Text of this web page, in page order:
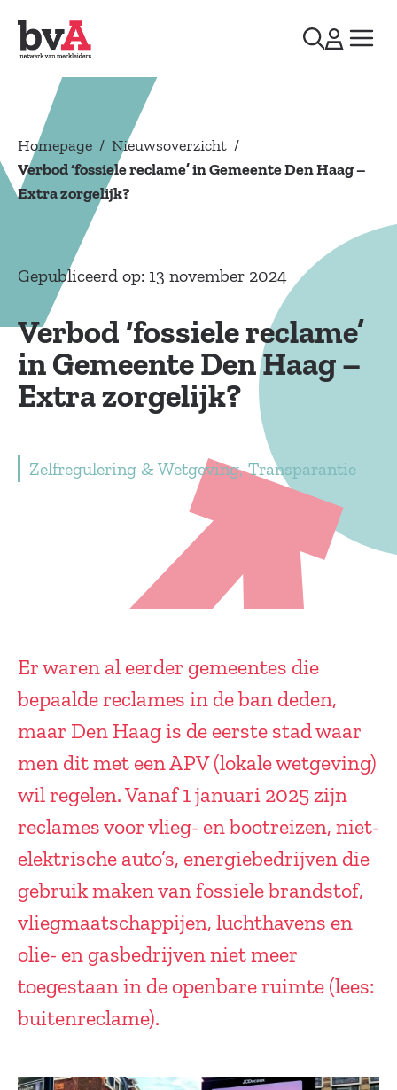
Homepage / Nieuwsoverzicht /
Verbod ‘fossiele reclame’ in Gemeente Den Haag –
Extra zorgelijk?
Gepubliceerd op: 13 november 2024
Verbod ‘fossiele reclame’
in Gemeente Den Haag –
Extra zorgelijk?
Zelfregulering & Wetgeving Transparantie
Er waren al eerder gemeentes die
bepaalde reclames in de ban deden,
maar Den Haag is de eerste stad waar
men dit met een APV (lokale wetgeving)
wil regelen. Vanaf 1 januari 2025 zijn
reclames voor vlieg- en bootreizen, niet-
elektrische auto’s, energiebedrijven die
gebruik maken van fossiele brandstof,
vliegmaatschappijen, luchthavens en
olie- en gasbedrijven niet meer
toegestaan in de openbare ruimte (lees:
buitenreclame).